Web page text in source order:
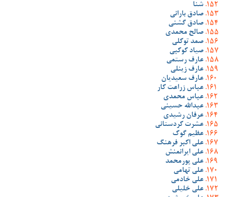
شنا
صادق بارانی
صادق گشنی
صالح محمدی
صمد توکلی
صیاد کوکبی
عارف رستمی
عارف زینلی
عارف سعیدیان
عباس زراعت کار
عباس محمدی
عبدالله حسینی
عرفان رشیدی
عشرت کردستانی
عظیم گوک
علی اکبر فرهنگ
علی ایرانمنش
علی پورمحمد
علی تهامی
علی خادمی
علی خلیلی